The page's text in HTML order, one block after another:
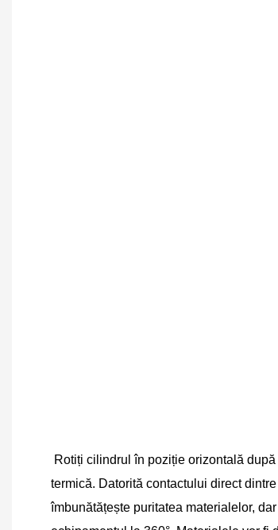
Rotiți cilindrul în poziție orizontală
termică. Datorită contactului direct
îmbunătățește puritatea materialelor,